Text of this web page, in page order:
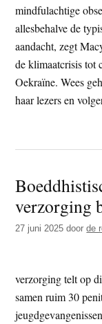
mindfulachtige
allesbehalve de
aandacht, zegt
de klimaatcrisis tot
Oekraïne. Wees
haar lezers en
verzorging
27 juni 2025 doorde
verzorging telt op
samen ruim 30